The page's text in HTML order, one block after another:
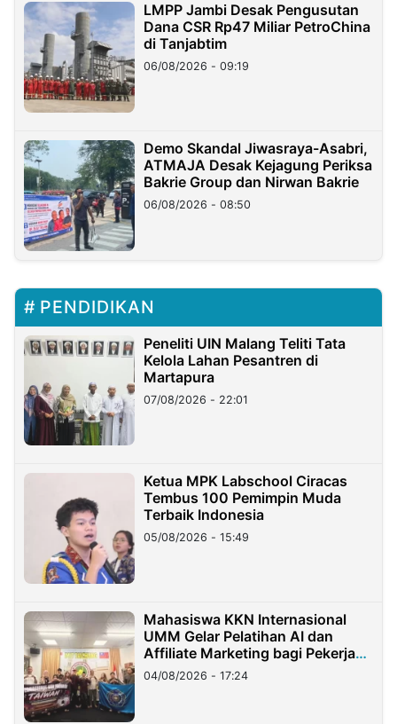
LMPP Jambi Desak Pengusutan
Dana CSR Rp47 Miliar PetroChina
di Tanjabtim
06/08/2026 - 09:19
Demo Skandal Jiwasraya-Asabri,
ATMAJA Desak Kejagung Periksa
Bakrie Group dan Nirwan Bakrie
06/08/2026 - 08:50
PENDIDIKAN
Peneliti UIN Malang Teliti Tata
Kelola Lahan Pesantren di
Martapura
07/08/2026 - 22:01
Ketua MPK Labschool Ciracas
Tembus 100 Pemimpin Muda
Terbaik Indonesia
05/08/2026 - 15:49
Mahasiswa KKN Internasional
UMM Gelar Pelatihan AI dan
Affiliate Marketing bagi Pekerja
Migran Indonesia di Taiwan
04/08/2026 - 17:24